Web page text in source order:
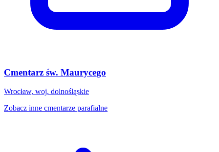
Cmentarz św. Maurycego
Wrocław, woj. dolnośląskie
Zobacz inne cmentarze parafialne